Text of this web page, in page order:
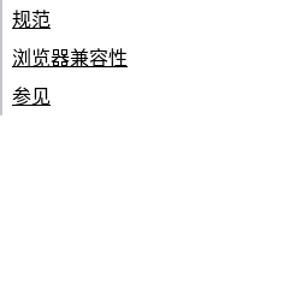
规范
浏览器兼容性
参见